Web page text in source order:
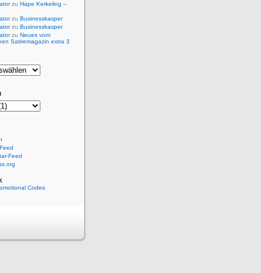
zu Hape Kerkeling –
zu Businesskasper
zu Businesskasper
zu Neues vom
Satiremagazin extra 3
Feed
Codes